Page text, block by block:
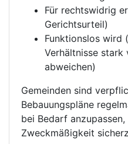
Für rechtswidrig
Gerichtsurteil)
Funktionslos wird
Verhältnisse stark
abweichen)
Gemeinden sind
Bebauungspläne
bei Bedarf
Zweckmäßigkeit